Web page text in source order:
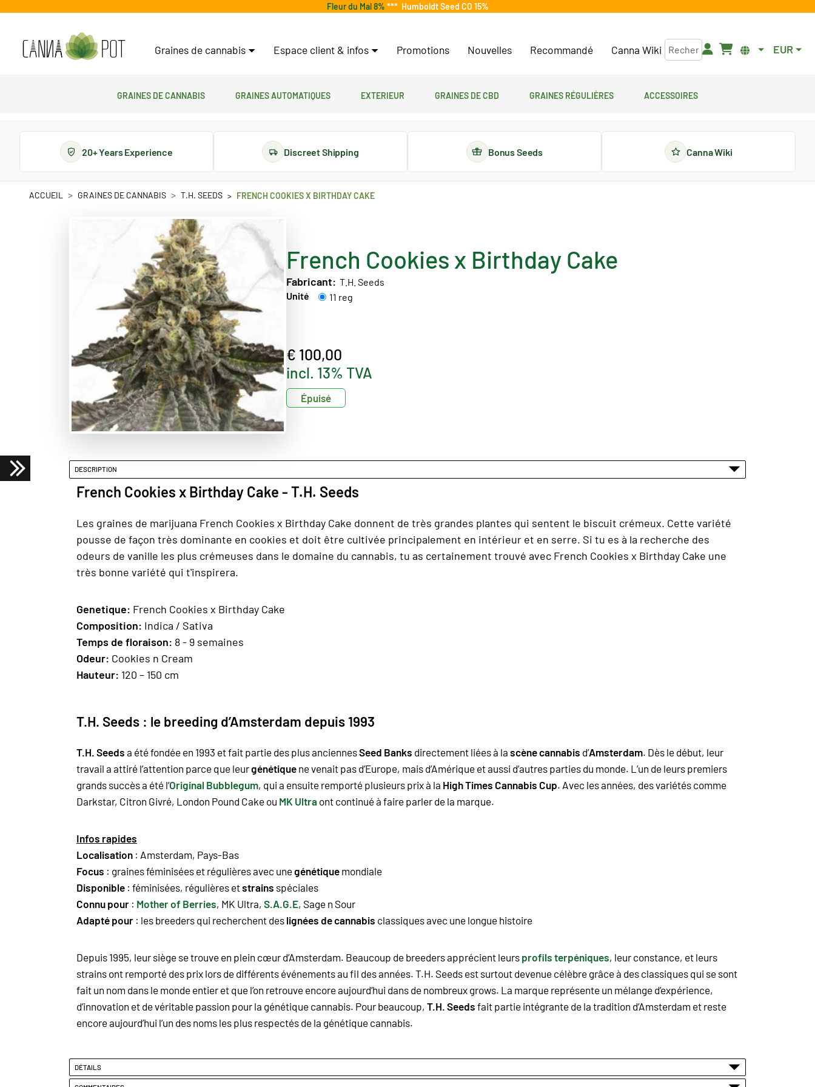
Fleur du Mal 8% *** Humboldt Seed CO 15%
Graines de cannabis Espace client & infos Promotions Nouvelles Recommandé Canna Wiki EUR
Graines de cannabis Graines automatiques Exterieur Graines de CBD Graines régulières Accessoires
20+ Years Experience Discreet Shipping Bonus Seeds Canna Wiki
ACCUEIL GRAINES DE CANNABIS T.H. SEEDS FRENCH COOKIES X BIRTHDAY CAKE
French Cookies x Birthday Cake
Fabricant: T.H. Seeds
Unité
11 reg
€ 100,00
incl. 13% TVA
Épuisé
DESCRIPTION
French Cookies x Birthday Cake - T.H. Seeds
Les graines de marijuana French Cookies x Birthday Cake donnent de très grandes plantes qui sentent le biscuit crémeux. Cette variété
pousse de façon très dominante en cookies et doit être cultivée principalement en intérieur et en serre. Si tu es à la recherche des
odeurs de vanille les plus crémeuses dans le domaine du cannabis, tu as certainement trouvé avec French Cookies x Birthday Cake une
très bonne variété qui t'inspirera.
Genetique: French Cookies x Birthday Cake
Composition: Indica / Sativa
Temps de floraison: 8 - 9 semaines
Odeur: Cookies n Cream
Hauteur: 120 – 150 cm
T.H. Seeds : le breeding d’Amsterdam depuis 1993
T.H. Seeds a été fondée en 1993 et fait partie des plus anciennesSeed Banks directement liées à la scène cannabis d’Amsterdam. Dès le début, leur
travail a attiré l’attention parce que leurgénétique ne venait pas d’Europe, mais d’Amérique et aussi d’autres parties du monde. L’un de leurs premiers
grands succès a été l’Original Bubblegum, qui a ensuite remporté plusieurs prix à la High Times Cannabis Cup. Avec les années, des variétés comme
Darkstar, Citron Givré, London Pound Cake ou MK Ultra ont continué à faire parler de la marque.
Infos rapides
Localisation : Amsterdam, Pays-Bas
Focus : graines féminisées et régulières avec unegénétique mondiale
Disponible : féminisées, régulières etstrains spéciales
Connu pour : Mother of Berries, MK Ultra, S.A.G.E, Sage n Sour
Adapté pour : les breeders qui recherchent des lignées de cannabis classiques avec une longue histoire
Depuis 1995, leur siège se trouve en plein cœur d’Amsterdam. Beaucoup de breeders apprécient leurs profils terpéniques, leur constance, et leurs
strains ont remporté des prix lors de différents événements au fil des années. T.H. Seeds est surtout devenue célèbre grâce à des classiques qui se sont
fait un nom dans le monde entier et que l’on retrouve encore aujourd’hui dans de nombreux grows. La marque représente un mélange d’expérience,
d’innovation et de véritable passion pour la génétique cannabis. Pour beaucoup, T.H. Seeds fait partie intégrante de la tradition d’Amsterdam et reste
encore aujourd’hui l’un des noms les plus respectés de la génétique cannabis.
DÉTAILS